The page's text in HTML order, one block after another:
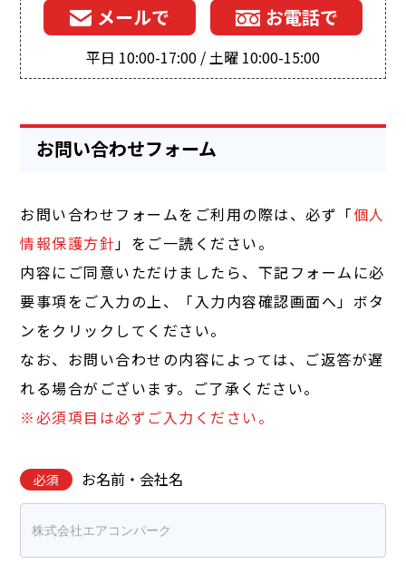
メールで お電話で
平日 10:00-17:00 / 土曜 10:00-15:00
お問い合わせフォーム
お問い合わせフォームをご利用の際は、必ず「個人
情報保護方針」をご一読ください。
内容にご同意いただけましたら、下記フォームに必
要事項をご入力の上、「入力内容確認画面へ」ボタ
ンをクリックしてください。
なお、お問い合わせの内容によっては、ご返答が遅
れる場合がございます。ご了承ください。
※必須項目は必ずご入力ください。
必須 お名前・会社名